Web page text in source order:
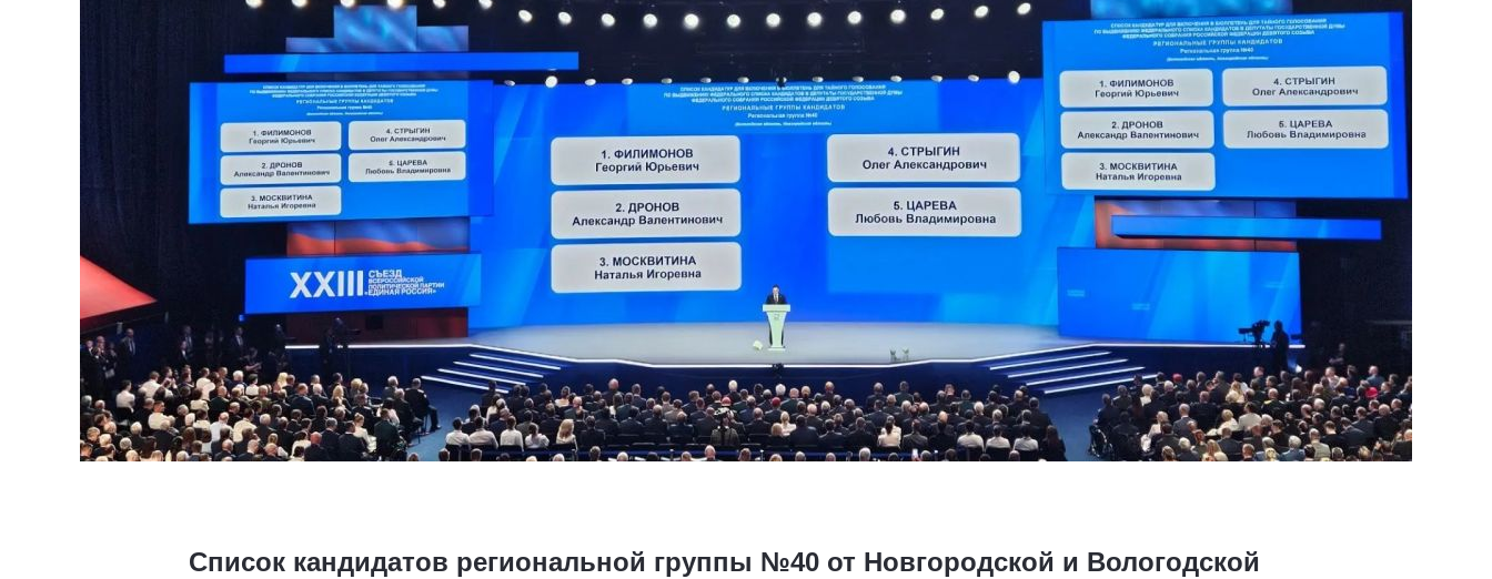
Список кандидатов региональной группы №40 от Новгородской и Вологодской